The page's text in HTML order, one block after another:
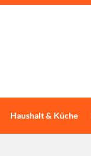
Haushalt & Küche